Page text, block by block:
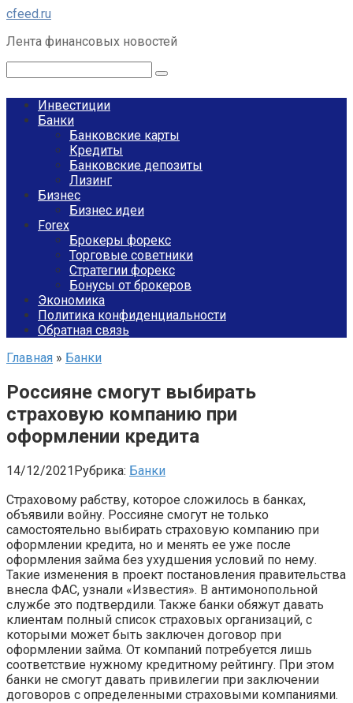
Перейти
контенту
cfeed.ru
Лента финансовых новостей
Инвестиции
Банки
Банковские карты
Кредиты
Банковские депозиты
Лизинг
Бизнес
Бизнес идеи
Forex
Брокеры форекс
Торговые советники
Стратегии форекс
Бонусы от брокеров
Экономика
Политика конфиденциальности
Обратная связь
Главная » Банки
Россияне смогут выбирать
страховую компанию при
оформлении кредита
14/12/2021Рубрика: Банки
Страховому рабству, которое сложилось в банках,
объявили войну. Россияне смогут не только
самостоятельно выбирать страховую компанию при
оформлении кредита, но и менять ее уже после
оформления займа без ухудшения условий по нему.
Такие изменения в проект постановления правительства
внесла ФАС, узнали «Известия». В антимонопольной
службе это подтвердили. Также банки обяжут давать
клиентам полный список страховых организаций, с
которыми может быть заключен договор при
оформлении займа. От компаний потребуется лишь
соответствие нужному кредитному рейтингу. При этом
банки не смогут давать привилегии при заключении
договоров с определенными страховыми компаниями.